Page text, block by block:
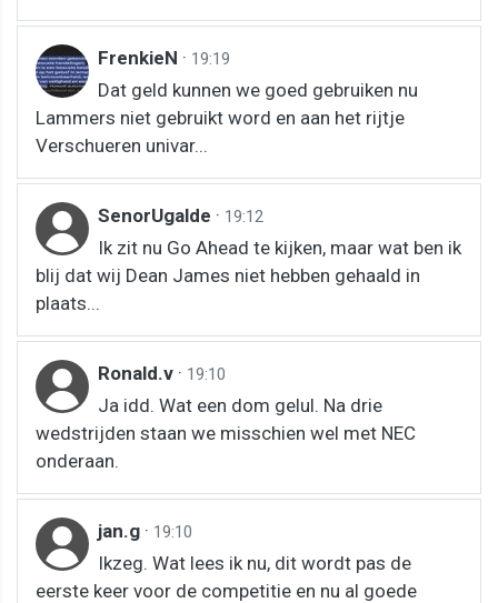
FrenkieN · 19:19
Dat geld kunnen we goed gebruiken nu
Lammers niet gebruikt word en aan het rijtje
Verschueren univar...
SenorUgalde · 19:12
Ik zit nu Go Ahead te kijken, maar wat ben ik
blij dat wij Dean James niet hebben gehaald in
plaats...
Ronald.v · 19:10
Ja idd. Wat een dom gelul. Na drie
wedstrijden staan we misschien wel met NEC
onderaan.
jan.g · 19:10
Ikzeg. Wat lees ik nu, dit wordt pas de
eerste keer voor de competitie en nu al goede